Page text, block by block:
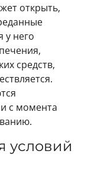
открыть,
у него
средств,
с момента
условий